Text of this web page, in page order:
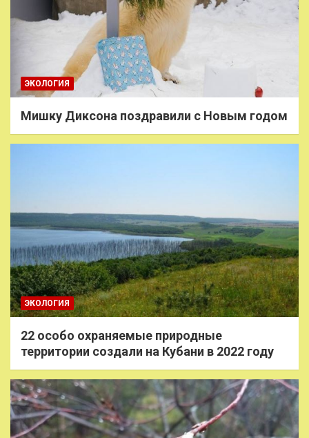
ЭКОЛОГИЯ
Мишку Диксона поздравили с Новым годом
ЭКОЛОГИЯ
22 особо охраняемые природные
территории создали на Кубани в 2022 году